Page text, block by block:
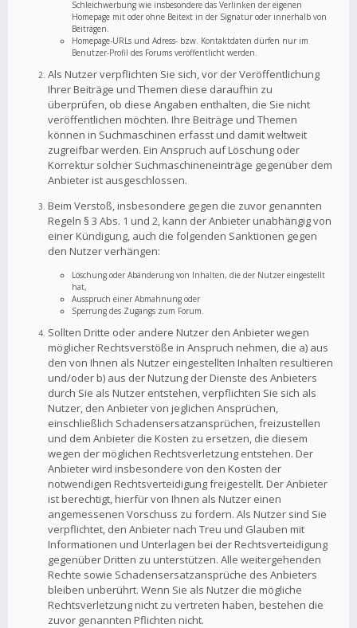
Schleichwerbung wie insbesondere das Verlinken der eigenen
Homepage mit oder ohne Beitext in der Signatur oder innerhalb von
Beiträgen.
Homepage-URLs und Adress- bzw. Kontaktdaten dürfen nur im
Benutzer-Profil des Forums veröffentlicht werden.
Als Nutzer verpflichten Sie sich, vor der Veröffentlichung
Ihrer Beiträge und Themen diese daraufhin zu
überprüfen, ob diese Angaben enthalten, die Sie nicht
veröffentlichen möchten. Ihre Beiträge und Themen
können in Suchmaschinen erfasst und damit weltweit
zugreifbar werden. Ein Anspruch auf Löschung oder
Korrektur solcher Suchmaschineneinträge gegenüber dem
Anbieter ist ausgeschlossen.
Beim Verstoß, insbesondere gegen die zuvor genannten
Regeln § 3 Abs. 1 und 2, kann der Anbieter unabhängig von
einer Kündigung, auch die folgenden Sanktionen gegen
den Nutzer verhängen:
Löschung oder Abänderung von Inhalten, die der Nutzer eingestellt
hat,
Ausspruch einer Abmahnung oder
Sperrung des Zugangs zum Forum.
Sollten Dritte oder andere Nutzer den Anbieter wegen
möglicher Rechtsverstöße in Anspruch nehmen, die a) aus
den von Ihnen als Nutzer eingestellten Inhalten resultieren
und/oder b) aus der Nutzung der Dienste des Anbieters
durch Sie als Nutzer entstehen, verpflichten Sie sich als
Nutzer, den Anbieter von jeglichen Ansprüchen,
einschließlich Schadensersatzansprüchen, freizustellen
und dem Anbieter die Kosten zu ersetzen, die diesem
wegen der möglichen Rechtsverletzung entstehen. Der
Anbieter wird insbesondere von den Kosten der
notwendigen Rechtsverteidigung freigestellt. Der Anbieter
ist berechtigt, hierfür von Ihnen als Nutzer einen
angemessenen Vorschuss zu fordern. Als Nutzer sind Sie
verpflichtet, den Anbieter nach Treu und Glauben mit
Informationen und Unterlagen bei der Rechtsverteidigung
gegenüber Dritten zu unterstützen. Alle weitergehenden
Rechte sowie Schadensersatzansprüche des Anbieters
bleiben unberührt. Wenn Sie als Nutzer die mögliche
Rechtsverletzung nicht zu vertreten haben, bestehen die
zuvor genannten Pflichten nicht.